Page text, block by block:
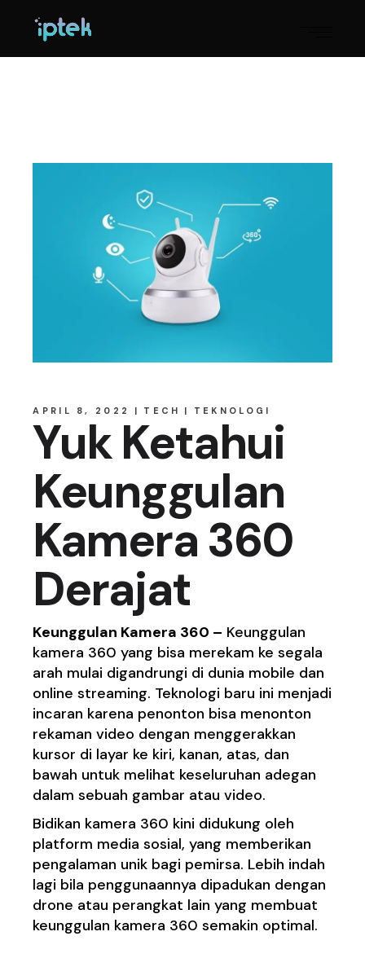
APRIL 8, 2022 TECH TEKNOLOGI
Yuk Ketahui
Keunggulan
Kamera 360
Derajat
Keunggulan Kamera 360 – Keunggulan
kamera 360 yang bisa merekam ke segala
arah mulai digandrungi di dunia mobile dan
online streaming. Teknologi baru ini menjadi
incaran karena penonton bisa menonton
rekaman video dengan menggerakkan
kursor di layar ke kiri, kanan, atas, dan
bawah untuk melihat keseluruhan adegan
dalam sebuah gambar atau video.
Bidikan kamera 360 kini didukung oleh
platform media sosial, yang memberikan
pengalaman unik bagi pemirsa. Lebih indah
lagi bila penggunaannya dipadukan dengan
drone atau perangkat lain yang membuat
keunggulan kamera 360 semakin optimal.